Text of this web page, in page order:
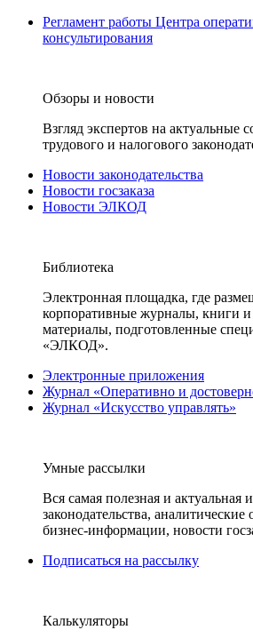
Регламент работы Центра
консультирования
Обзоры и новости
Взгляд экспертов на актуальные
трудового и налогового
Новости законодательства
Новости госзаказа
Новости ЭЛКОД
Библиотека
Электронная площадка, где
корпоративные журналы, книги и
материалы, подготовленные
«ЭЛКОД».
Электронные приложения
Журнал «Оперативно и
Журнал «Искусство управлять»
Умные рассылки
Вся самая полезная и актуальная
законодательства,
бизнес-информации, новости
Подписаться на рассылку
Калькуляторы